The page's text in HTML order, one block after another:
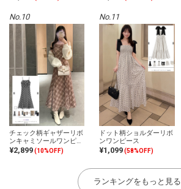
No.10
チェック柄ギャザーリボ
ンキャミソールワンピー
ス
¥2,899(10%OFF)
No.11
ドット柄ショルダーリボ
ンワンピース
¥1,099 (58%OFF)
ランキングをもっと見る